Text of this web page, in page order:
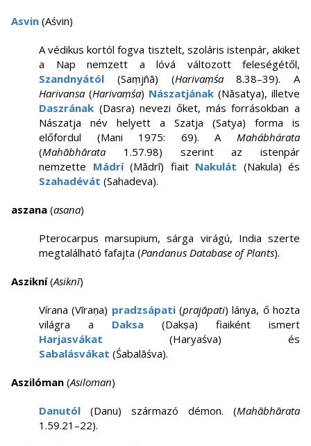
Asvin (Aśvin)
A védikus kortól fogva tisztelt, szoláris istenpár, akiket
a Nap nemzett a lóvá változott feleségétől,
Szandnyától (Saṃjñā) (Harivaṃśa8.38–39). A
Harivansa (Harivaṃśa) Nászatjának (Nāsatya), illetve
Daszrának (Dasra) nevezi őket, más forrásokban a
Nászatja név helyett a Szatja (Satya) forma is
előfordul (Mani 1975: 69). A Mahábhárata
(Mahābhārata 1.57.98) szerint az istenpár
nemzette Mádrí(Mādrī) fiait Nakulát (Nakula) és
Szahadévát (Sahadeva).
aszana (asana)
Pterocarpus marsupium, sárga virágú, India szerte
megtalálható fafajta (Pandanus Database of Plants).
Aszikní(Asiknī)
Vírana (Vīraṇa) pradzsápati(prajāpati) lánya, ő hozta
világra a Daksa (Dakṣa) fiaiként ismert
Harjasvákat (Haryaśva) és
Sabalásvákat (Śabalāśva).
Aszilóman (Asiloman)
Danutól (Danu) származó démon. (Mahābhārata
1.59.21–22).